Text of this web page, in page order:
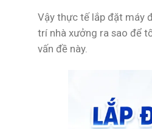
Vậy thực tế lắp đặt máy
trí nhà xưởng ra sao để
vấn đề này.